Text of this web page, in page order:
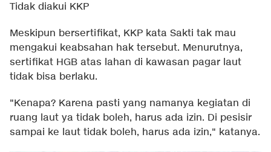
Tidak diakui KKP
Meskipun bersertifikat, KKP kata Sakti tak mau
mengakui keabsahan hak tersebut. Menurutnya,
sertifikat HGB atas lahan di kawasan pagar laut
tidak bisa berlaku.
"Kenapa? Karena pasti yang namanya kegiatan di
ruang laut ya tidak boleh, harus ada izin. Di pesisir
sampai ke laut tidak boleh, harus ada izin," katanya.